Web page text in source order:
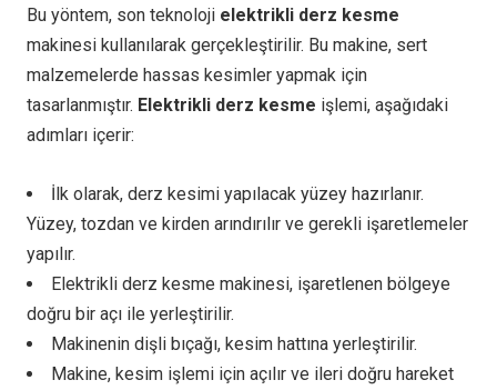
Bu yöntem, son teknoloji elektrikli derz kesme
makinesi kullanılarak gerçekleştirilir. Bu makine, sert
malzemelerde hassas kesimler yapmak için
tasarlanmıştır. Elektrikli derz kesme işlemi, aşağıdaki
adımları içerir:
İlk olarak, derz kesimi yapılacak yüzey hazırlanır.
Yüzey, tozdan ve kirden arındırılır ve gerekli işaretlemeler
yapılır.
Elektrikli derz kesme makinesi, işaretlenen bölgeye
doğru bir açı ile yerleştirilir.
Makinenin dişli bıçağı, kesim hattına yerleştirilir.
Makine, kesim işlemi için açılır ve ileri doğru hareket